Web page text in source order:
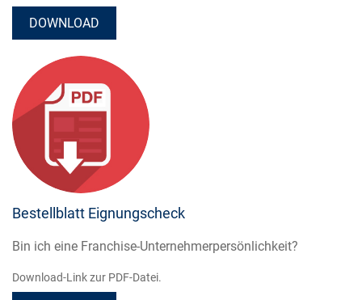
DOWNLOAD
Bestellblatt Eignungscheck
Bin ich eine Franchise-Unternehmerpersönlichkeit?
Download-Link zur PDF-Datei.